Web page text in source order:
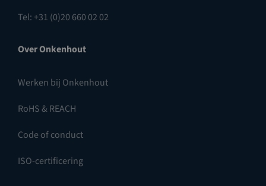
Tel: +31 (0)20 660 02 02
Over Onkenhout
Werken bij Onkenhout
RoHS & REACH
Code of conduct
ISO-certificering